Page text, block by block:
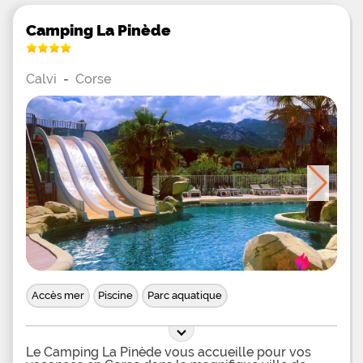
Camping La Pinède
Calvi - Corse
Accès mer Piscine Parc aquatique
Le Camping La Pinède vous accueille pour vos